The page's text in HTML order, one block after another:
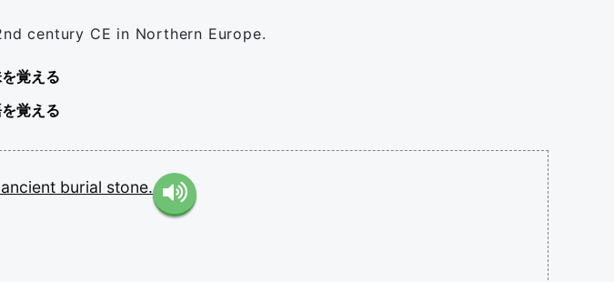
century CE in Northern Europe.
覚える
覚える
ancient burial stone.